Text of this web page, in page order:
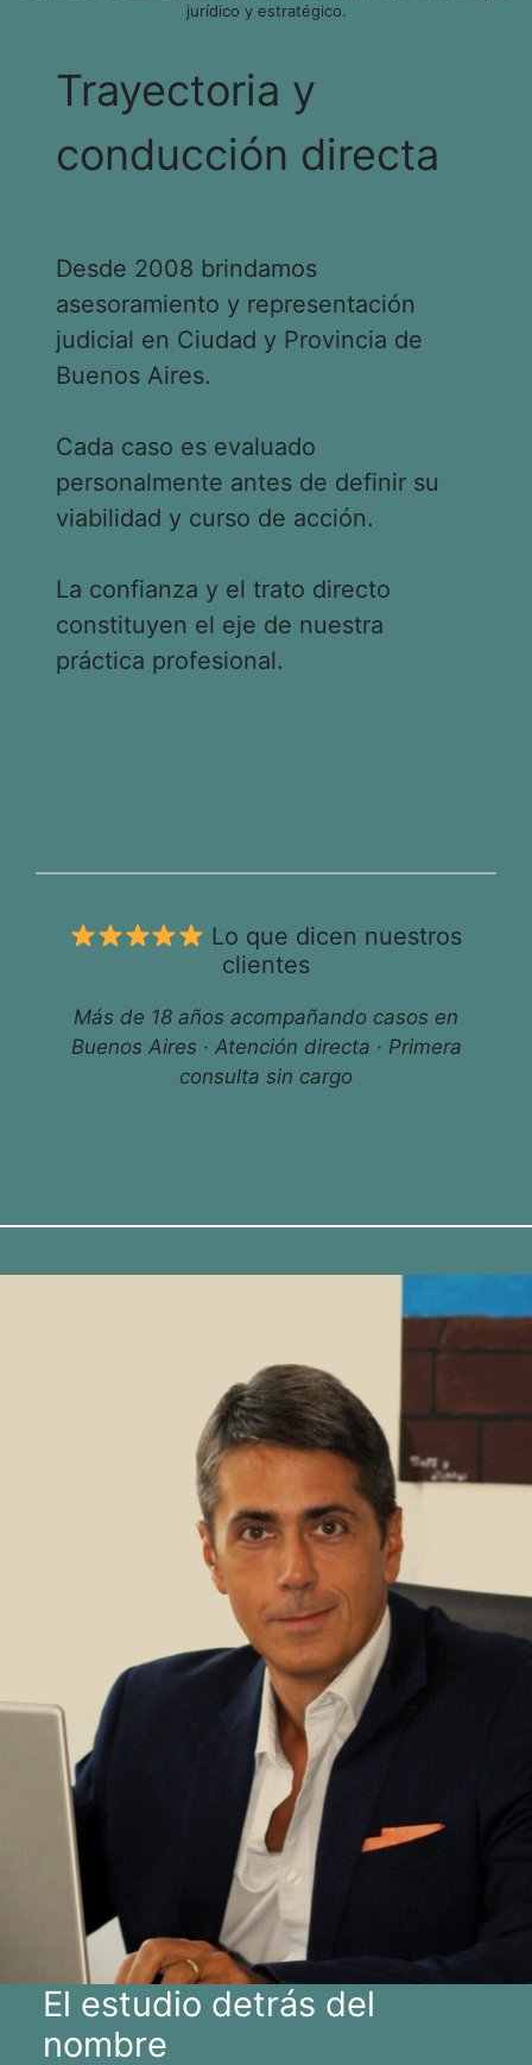
jurídico y estratégico.
Trayectoria y
conducción directa
Desde 2008 brindamos
asesoramiento y representación
judicial en Ciudad y Provincia de
Buenos Aires.
Cada caso es evaluado
personalmente antes de definir su
viabilidad y curso de acción.
La confianza y el trato directo
constituyen el eje de nuestra
práctica profesional.
Lo que dicen nuestros
clientes
Más de 18 años acompañando casos en
Buenos Aires · Atención directa · Primera
consulta sin cargo
El estudio detrás del
nombre